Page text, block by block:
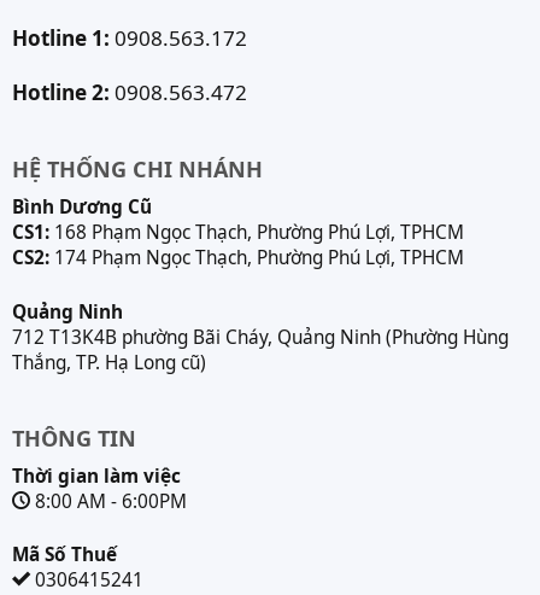
Hotline 1: 0908.563.172
Hotline 2: 0908.563.472
HỆ THỐNG CHI NHÁNH
Bình Dương Cũ
CS1:168 Phạm Ngọc Thạch, Phường Phú Lợi, TPHCM
CS2:174 Phạm Ngọc Thạch, Phường Phú Lợi, TPHCM
Quảng Ninh
712 T13K4B phường Bãi Cháy, Quảng Ninh (Phường Hùng
Thắng, TP. Hạ Long cũ)
THÔNG TIN
Thời gian làm việc
8:00 AM - 6:00PM
Mã Số Thuế
0306415241